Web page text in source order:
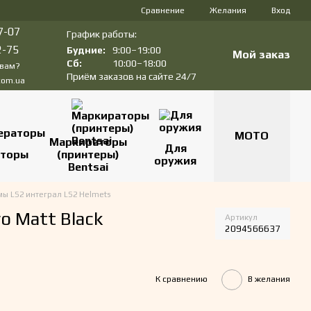
Сравнение Желания Вход
07
75
График работы:
Будние:
9:00–19:00
Сб:
10:00–18:00
Приём заказов на сайте 24/7
Мой заказ
Маркираторы
(принтеры)
Bentsai
Для
оружия
МОТО
LS2 интеграл LS2 Helmets
Matt Black Артикул
2094566637
К сравнению В желания